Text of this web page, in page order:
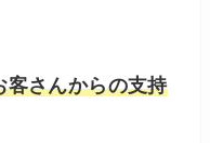
客さんからの支持